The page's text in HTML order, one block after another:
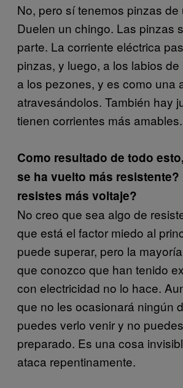
No, pero sí tenemos pinzas de
Duelen un chingo. Las pinzas
parte. La corriente eléctrica
pinzas, y luego, a los labios
a los pezones, y es como una
atravesándolos. También hay
tienen corrientes más amables.
Como resultado de todo
se ha vuelto más resistente?
resistes más voltaje?
No creo que sea algo de
que está el factor miedo al
puede superar, pero la
que conozco que han tenido
con electricidad no lo hace.
que no les ocasionará ningún
puedes verlo venir y no
preparado. Es una cosa
ataca repentinamente.